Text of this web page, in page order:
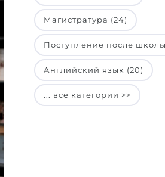
Магистратура (24)
Поступление после школы
Английский язык (20)
... все категории >>